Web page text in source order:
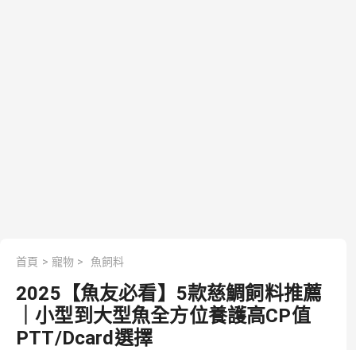
首頁 > 寵物 > 魚飼料
2025【魚友必看】5款慈鯛飼料推薦
｜小型到大型魚全方位養護高CP值
PTT/Dcard選擇